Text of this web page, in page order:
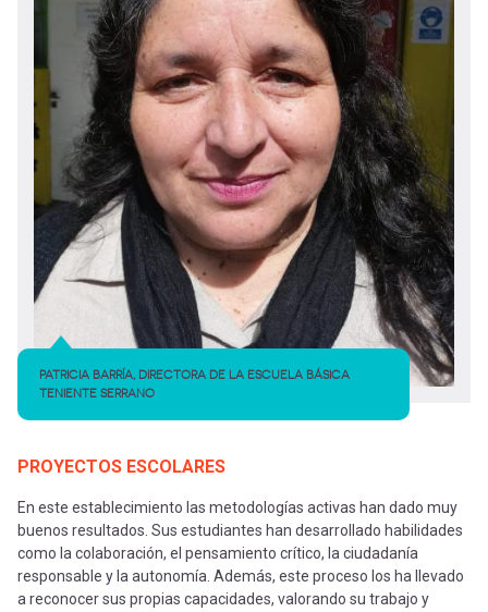
PATRICIA BARRÍA, DIRECTORA DE LA ESCUELA BÁSICA
TENIENTE SERRANO
PROYECTOS ESCOLARES
En este establecimiento las metodologías activas han dado muy
buenos resultados. Sus estudiantes han desarrollado habilidades
como la colaboración, el pensamiento crítico, la ciudadanía
responsable y la autonomía. Además, este proceso los ha llevado
a reconocer sus propias capacidades, valorando su trabajo y